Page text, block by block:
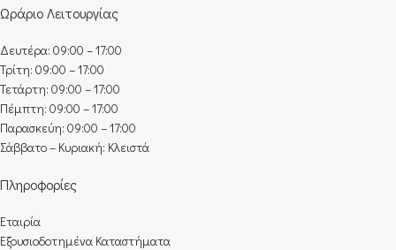
Ωράριο Λειτουργίας
Δευτέρα: 09:00 – 17:00
Τρίτη: 09:00 – 17:00
Τετάρτη: 09:00 – 17:00
Πέμπτη: 09:00 – 17:00
Παρασκεύη: 09:00 – 17:00
Σάββατο – Κυριακή: Κλειστά
Πληροφορίες
Εταιρία
Εξουσιοδοτημένα Καταστήματα